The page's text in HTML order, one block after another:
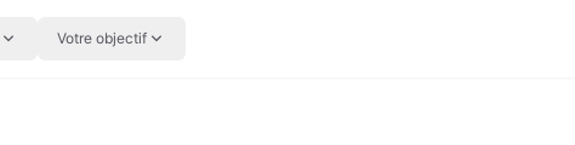
Votre objectif